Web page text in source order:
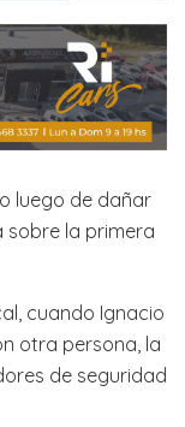
luego de dañar
sobre la primera
cuando Ignacio
otra persona, la
de seguridad